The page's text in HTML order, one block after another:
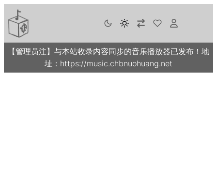
【管理员注】与本站收录内容同步的音乐播放器已发布！地
址：https://music.chbnuohuang.net